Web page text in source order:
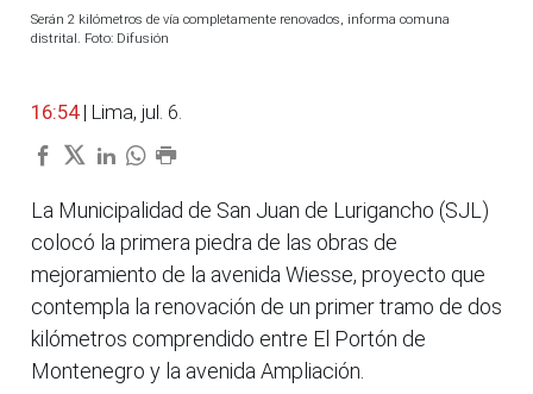
Serán 2 kilómetros de vía completamente renovados, informa comuna
distrital. Foto: Difusión
16:54 | Lima, jul. 6.
La Municipalidad de San Juan de Lurigancho (SJL)
colocó la primera piedra de las obras de
mejoramiento de la avenida Wiesse, proyecto que
contempla la renovación de un primer tramo de dos
kilómetros comprendido entre El Portón de
Montenegro y la avenida Ampliación.